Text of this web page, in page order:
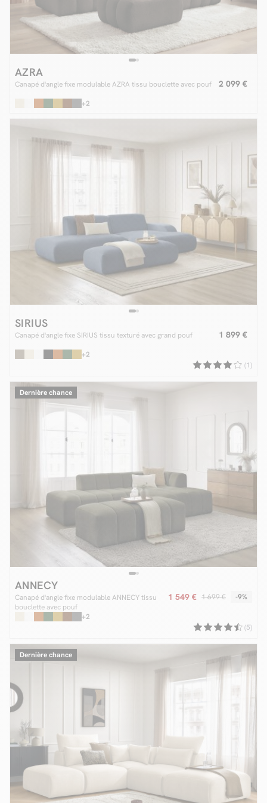
AZRA
Canapé d'angle fixe modulable AZRA tissu bouclette avec pouf 2 099 €
+2
SIRIUS
Canapé d'angle fixe SIRIUS tissu texturé avec grand pouf 1 899 €
+2
(1)
Dernière chance
ANNECY
Canapé d'angle fixe modulable ANNECY tissu
bouclette avec pouf
1 549 € 1 699 € -9%
+2
(5)
Dernière chance